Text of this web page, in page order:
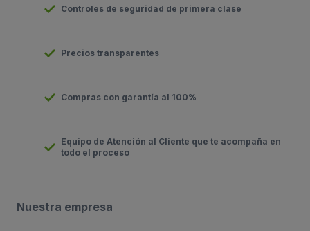
Controles de seguridad de primera clase
Precios transparentes
Compras con garantía al 100%
Equipo de Atención al Cliente que te acompaña en
todo el proceso
Nuestra empresa